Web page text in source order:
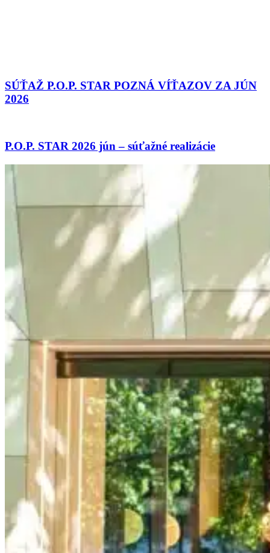
SÚŤAŽ P.O.P. STAR POZNÁ VÍŤAZOV ZA JÚN
2026
P.O.P. STAR 2026 jún – súťažné realizácie